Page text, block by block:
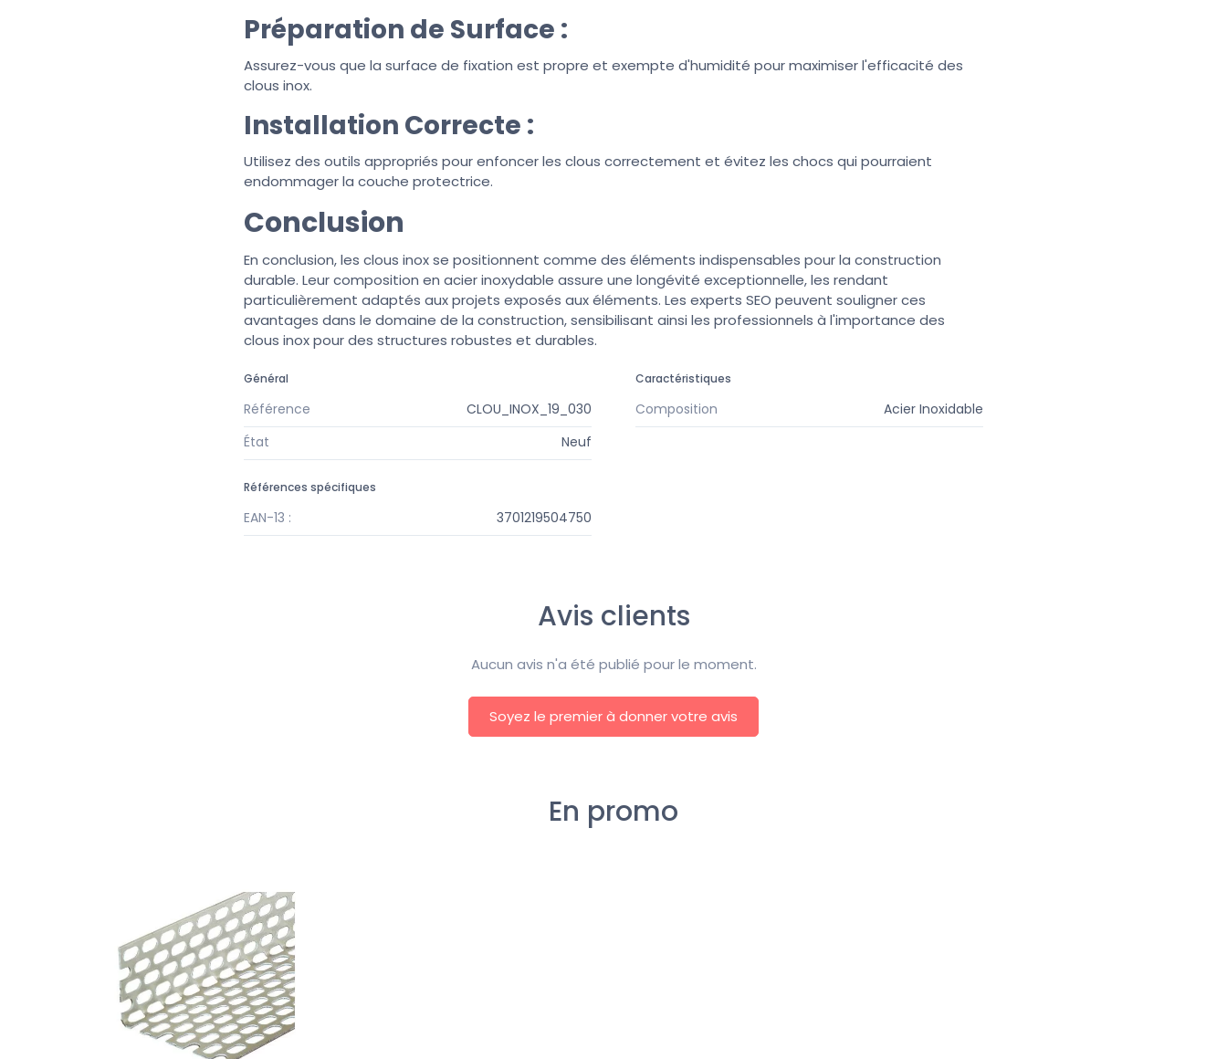
Préparation de Surface :
Assurez-vous que la surface de fixation est propre et exempte d'humidité pour maximiser l'efficacité des
clous inox.
Installation Correcte :
Utilisez des outils appropriés pour enfoncer les clous correctement et évitez les chocs qui pourraient
endommager la couche protectrice.
Conclusion
En conclusion, les clous inox se positionnent comme des éléments indispensables pour la construction
durable. Leur composition en acier inoxydable assure une longévité exceptionnelle, les rendant
particulièrement adaptés aux projets exposés aux éléments. Les experts SEO peuvent souligner ces
avantages dans le domaine de la construction, sensibilisant ainsi les professionnels à l'importance des
clous inox pour des structures robustes et durables.
Général
Référence
CLOU_INOX_19_030
État
Neuf
Caractéristiques
Composition Acier Inoxidable
Références spécifiques
EAN-13 : 3701219504750
Avis clients
Aucun avis n'a été publié pour le moment.
Soyez le premier à donner votre avis
En promo